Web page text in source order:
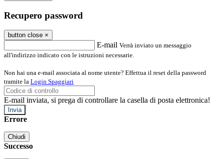
Recupero password
button close ×
E-mail Verrà inviato un messaggio
all'indirizzo indicato con le istruzioni necessarie.
Non hai una e-mail associata al nome utente? Effettua il reset della password
tramite la Login Spaggiari
E-mail inviata, si prega di controllare la casella di posta elettronica!
Errore
Chiudi
Successo